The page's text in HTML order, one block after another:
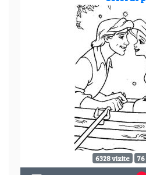
6328 vizite